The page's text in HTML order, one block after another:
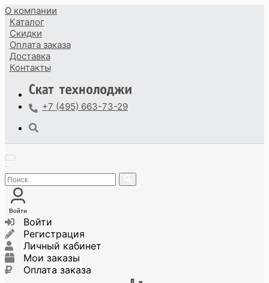
О компании
Каталог
Скидки
Оплата заказа
Доставка
Контакты
+7 (495) 663-73-29
Войти
Войти
Регистрация
Личный кабинет
Мои заказы
Оплата заказа